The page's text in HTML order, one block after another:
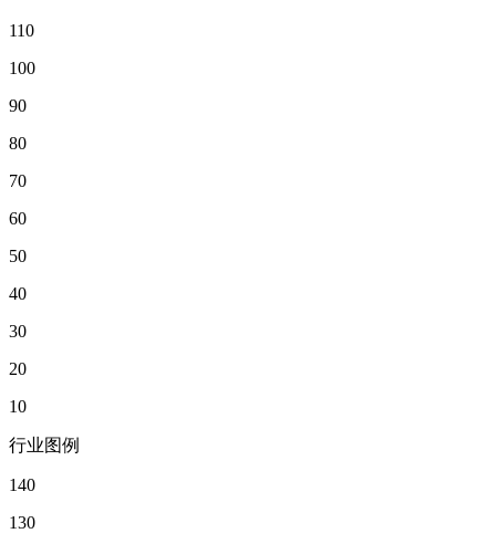
110
100
90
80
70
60
50
40
30
20
10
行业图例
140
130